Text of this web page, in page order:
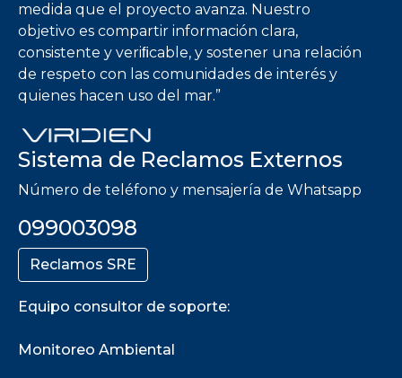
medida que el proyecto avanza. Nuestro
objetivo es compartir información clara,
consistente y veriﬁcable, y sostener una relación
de respeto con las comunidades de interés y
quienes hacen uso del mar.”
Sistema de Reclamos Externos
Número de teléfono y mensajería de Whatsapp
099003098
Reclamos SRE
Equipo consultor de soporte:
Monitoreo Ambiental